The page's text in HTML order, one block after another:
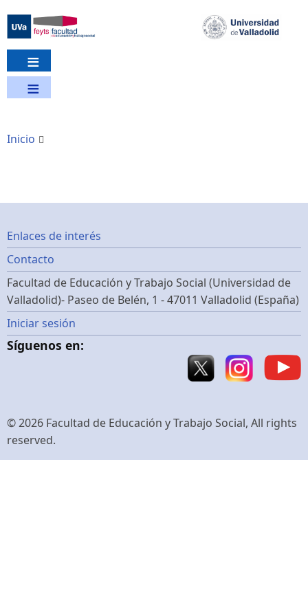
contenido
principal
Inicio
Footer
menu
Enlaces de interés
Contacto
Facultad de Educación y Trabajo Social (Universidad de
Valladolid)- Paseo de Belén, 1 - 47011 Valladolid (España)
Menú
de
de
usuario
Iniciar sesión
Síguenos en:
© 2026 Facultad de Educación y Trabajo Social, All rights
reserved.